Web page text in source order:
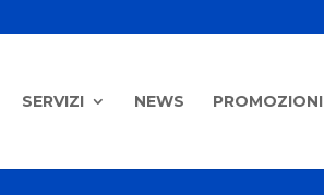
SERVIZI NEWS PROMOZIONI